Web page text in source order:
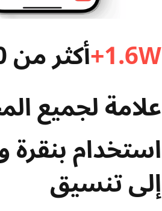
1.6W+
علامة لجميع
استخدام بنقرة
إلى تنسيق​